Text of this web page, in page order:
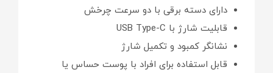
دارای دسته برقی با دو سرعت چرخش
قابلیت شارژ با USB Type-C
نشانگر کمبود و تکمیل شارژ
قابل استفاده برای افراد با پوست حساس یا